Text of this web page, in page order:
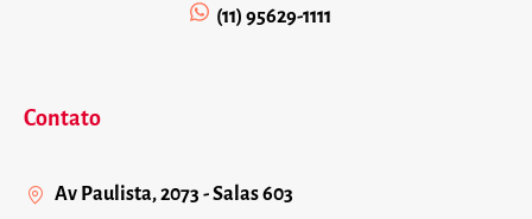
(11) 95629-1111
Contato
Av Paulista, 2073 - Salas 603